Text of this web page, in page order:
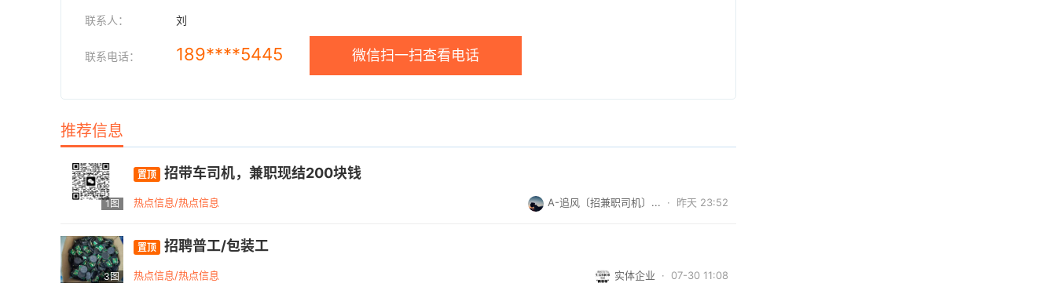
联系人： 刘
联系电话： 189****5445 微信扫一扫查看电话
推荐信息
1图
置顶 招带车司机，兼职现结200块钱
热点信息/热点信息 A-追风〔招兼职司机〕... · 昨天 23:52
3图
置顶 招聘普工/包装工
热点信息/热点信息 实体企业 · 07-30 11:08